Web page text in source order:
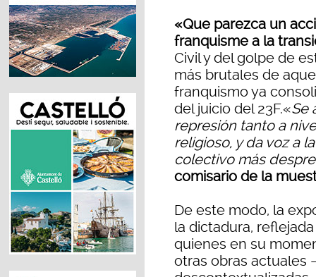
«Que parezca un
franquisme a la
Civil y del golpe de
más brutales de
franquismo ya
del juicio del 23F.«Se
represión tanto a
religioso, y da voz a
colectivo más
comisario de la
De este modo, la
la dictadura,
quienes en su
otras obras actuales